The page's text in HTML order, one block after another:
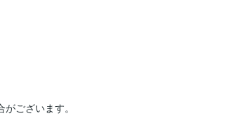
ございます。